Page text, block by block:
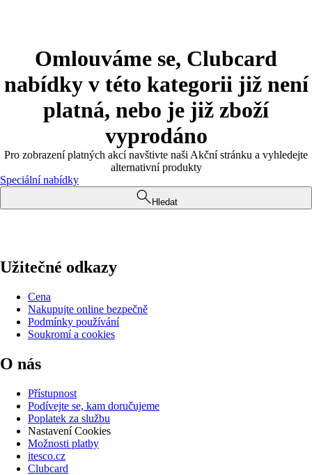
Omlouváme se, Clubcard
nabídky v této kategorii již není
platná, nebo je již zboží
vyprodáno
Pro zobrazení platných akcí navštivte naši Akční stránku a vyhledejte
alternativní produkty
Speciální nabídky
Hledat
Užitečné odkazy
Cena
Nakupujte online bezpečně
Podmínky používání
Soukromí a cookies
O nás
Přístupnost
Podívejte se, kam doručujeme
Poplatek za službu
Nastavení Cookies
Možnosti platby
itesco.cz
Clubcard